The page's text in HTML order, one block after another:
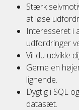
Stærk
at løse
Interesseret i
udfordringer
Vil du udvikle
Gerne en
lignende.
Dygtig i SQL
datasæt.